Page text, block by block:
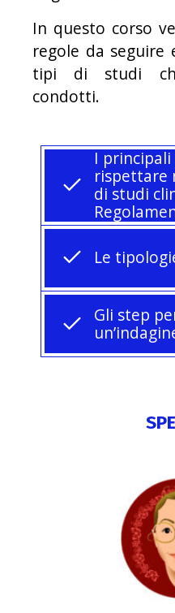
In questo corso
regole da seguire
tipi di studi
condotti.
I
rispettare
di studi
Le
Gli step